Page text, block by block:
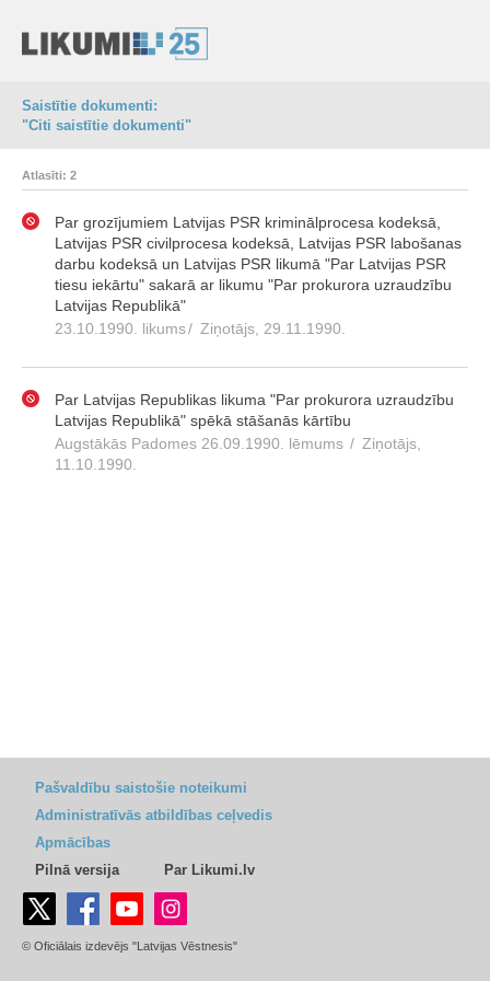
Saistītie dokumenti:
"Citi saistītie dokumenti"
Atlasīti: 2
Par grozījumiem Latvijas PSR kriminālprocesa kodeksā,
Latvijas PSR civilprocesa kodeksā, Latvijas PSR labošanas
darbu kodeksā un Latvijas PSR likumā "Par Latvijas PSR
tiesu iekārtu" sakarā ar likumu "Par prokurora uzraudzību
Latvijas Republikā"
23.10.1990. likums/ Ziņotājs, 29.11.1990.
Par Latvijas Republikas likuma "Par prokurora uzraudzību
Latvijas Republikā" spēkā stāšanās kārtību
Augstākās Padomes 26.09.1990. lēmums / Ziņotājs,
11.10.1990.
Pašvaldību saistošie noteikumi
Administratīvās atbildības ceļvedis
Apmācības
Pilnā versija
Par Likumi.lv
© Oficiālais izdevējs "Latvijas Vēstnesis"